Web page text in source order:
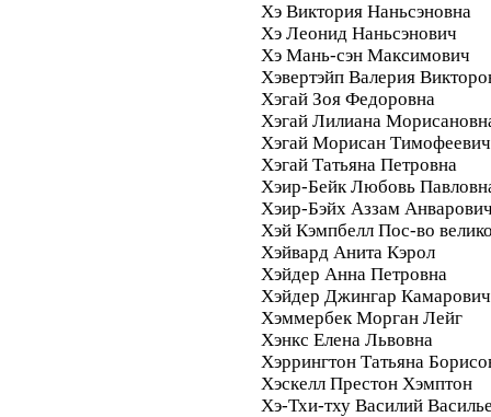
Хэ Виктория Наньсэновна
Хэ Леонид Наньсэнович
Хэ Мань-сэн Максимович
Хэвертэйп Валерия
Хэгай Зоя Федоровна
Хэгай Лилиана
Хэгай Морисан Тимофеевич
Хэгай Татьяна Петровна
Хэир-Бейк Любовь
Хэир-Бэйх Аззам
Хэй Кэмпбелл Пос-во
Хэйвард Анита Кэрол
Хэйдер Анна Петровна
Хэйдер Джингар Камарович
Хэммербек Морган Лейг
Хэнкс Елена Львовна
Хэррингтон Татьяна
Хэскелл Престон Хэмптон
Хэ-Тхи-тху Василий